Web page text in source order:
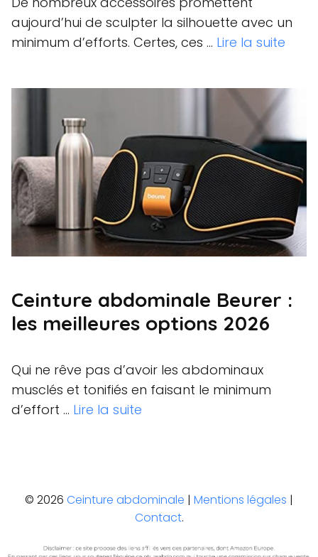
aujourd’hui de sculpter la silhouette avec un
minimum d’efforts. Certes, ces … Lire la suite
Ceinture abdominale Beurer :
les meilleures options 2026
Qui ne rêve pas d’avoir les abdominaux
musclés et tonifiés en faisant le minimum
d’effort … Lire la suite
© 2026 Ceinture abdominale | Mentions légales |
Contact.